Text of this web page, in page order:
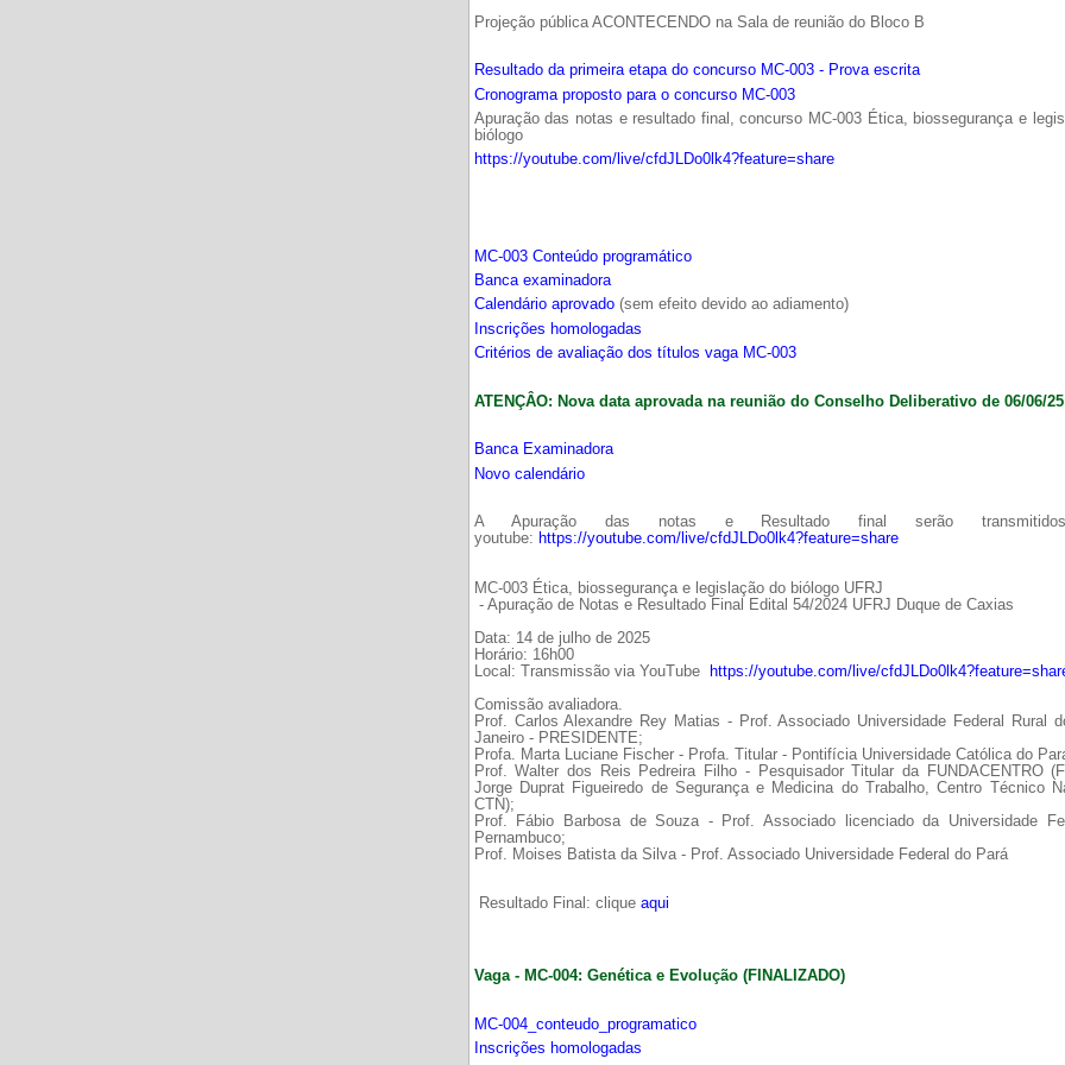
Projeção pública ACONTECENDO na Sala de reunião do Bloco B
Resultado da primeira etapa do concurso MC-003 - Prova escrita
Cronograma proposto para o concurso MC-003
Apuração das notas e resultado final, concurso MC-003 Ética, biossegurança e
biólogo
https://youtube.com/live/cfdJLDo0lk4?feature=share
MC-003 Conteúdo programático
Banca examinadora
Calendário aprovado(sem efeito devido ao adiamento)
Inscrições homologadas
Critérios de avaliação dos títulos vaga MC-003
ATENÇÂO: Nova data aprovada na reunião do Conselho Deliberativo de 06/06/25
Banca Examinadora
Novo calendário
A Apuração das notas e Resultado final serão
youtube: https://youtube.com/live/cfdJLDo0lk4?feature=share
MC-003 Ética, biossegurança e legislação do biólogo UFRJ
- Apuração de Notas e Resultado Final Edital 54/2024 UFRJ Duque de Caxias
Data: 14 de julho de 2025
Horário: 16h00
Local: Transmissão via YouTube
https://youtube.com/live/
Comissão avaliadora.
Prof. Carlos Alexandre Rey Matias - Prof. Associado Universidade Federal Rural
Janeiro - PRESIDENTE;
Profa. Marta Luciane Fischer - Profa. Titular - Pontifícia Universidade Católica do
Prof. Walter dos Reis Pedreira Filho - Pesquisador Titular da FUNDACENTRO
Jorge Duprat Figueiredo de Segurança e Medicina do Trabalho, Centro Técnico
CTN);
Prof. Fábio Barbosa de Souza - Prof. Associado licenciado da Universidade
Pernambuco;
Prof. Moises Batista da Silva - Prof. Associado Universidade Federal do Pará
Resultado Final: clique aqui
Vaga - MC-004: Genética e Evolução (FINALIZADO)
MC-004_conteudo_programatico
Inscrições homologadas